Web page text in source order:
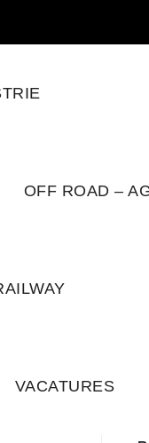
OFF ROAD –
VACATURES